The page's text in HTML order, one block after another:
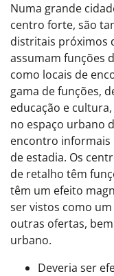
Numa grande
centro forte, são
distritais próximos
assumam funções
como locais de
gama de funções,
educação e
no espaço urbano
encontro informais
de estadia. Os
de retalho têm
têm um efeito
ser vistos como
outras ofertas,
urbano.
Deveria ser